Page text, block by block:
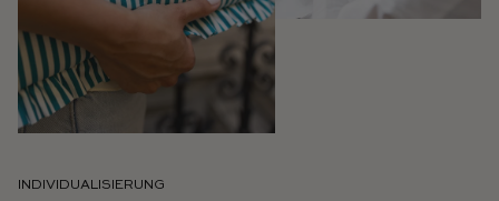
INDIVIDUALISIERUNG